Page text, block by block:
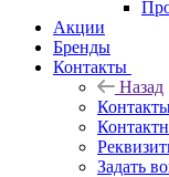
Акции
Бренды
Контакты
Назад
Задать